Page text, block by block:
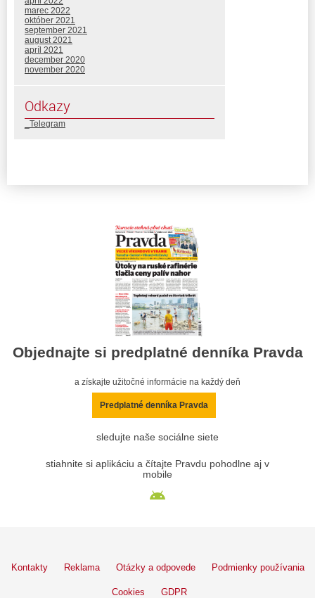
marec 2022
október 2021
september 2021
august 2021
apríl 2021
december 2020
november 2020
Odkazy
_Telegram
Objednajte si predplatné denníka Pravda
a získajte užitočné informácie na každý deň
Predplatné denníka Pravda
sledujte naše sociálne siete
stiahnite si aplikáciu a čítajte Pravdu pohodlne aj v
mobile
Kontakty Reklama Otázky a odpovede Podmienky používania
Cookies GDPR